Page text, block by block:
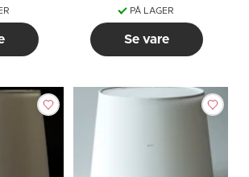
PÅ LAGER
Se vare